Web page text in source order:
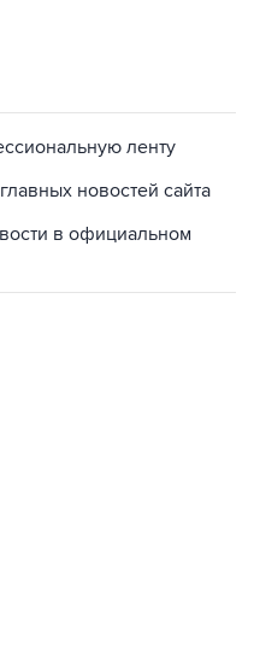
ленту
новостей сайта
в официальном